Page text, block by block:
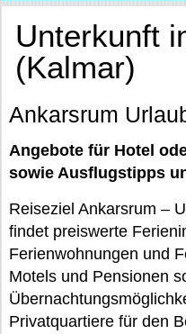
Unterkunft
(Kalmar)
Ankarsrum
Angebote für Hotel
sowie Ausflugstipps
Reiseziel Ankarsrum –
findet preiswerte
Ferienwohnungen und
Motels und Pensionen
Privatquartiere für den